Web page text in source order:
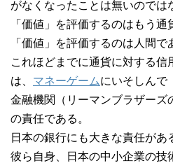
がなくなったことは無いのでは
「価値」を評価するのはもう通
「価値」を評価するのは人間で
これほどまでに通貨に対する
は、 マネーゲームにいそしんで
金融機関（リーマンブラザーズ
の責任である。
日本の銀行にも大きな責任があ
彼ら自身、日本の中小企業の技